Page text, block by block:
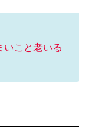
いこと老いる